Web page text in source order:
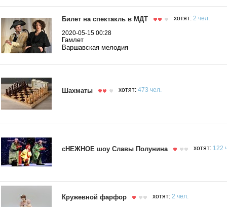
Билет на спектакль в МДТ хотят: 2 чел.
2020-05-15 00:28
Гамлет
Варшавская мелодия
Шахматы хотят: 473 чел.
сНЕЖНОЕ шоу Славы Полунина хотят: 122
Кружевной фарфор хотят: 2 чел.